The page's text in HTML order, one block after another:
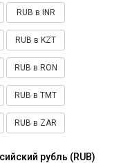
RUB в INR
RUB в KZT
RUB в RON
RUB в TMT
RUB в ZAR
рубль (RUB)